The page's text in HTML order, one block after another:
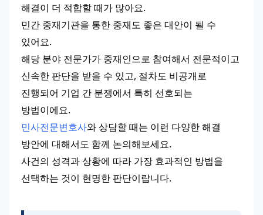
해결이 더 적합할 때가 많아요.
민간 중재기관을 통한 중재도 좋은 대안이 될 수
있어요.
해당 분야 전문가가 중재인으로 참여해서 전문적이고
신속한 판단을 받을 수 있고, 절차도 비공개로
진행되어 기업 간 분쟁에서 특히 선호되는
방법이에요.
민사전문변호사와 상담할 때는 이런 다양한 해결
방안에 대해서도 함께 논의해보세요.
사건의 성격과 상황에 따라 가장 효과적인 방법을
선택하는 것이 현명한 판단이랍니다.